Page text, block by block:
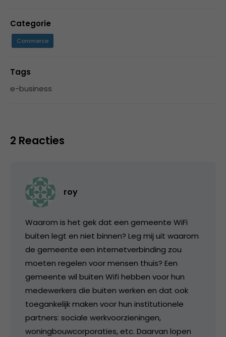
Categorie
Commerce
Tags
e-business
2 Reacties
roy
Waarom is het gek dat een gemeente WiFi
buiten legt en niet binnen? Leg mij uit waarom
de gemeente een internetverbinding zou
moeten regelen voor mensen thuis? Een
gemeente wil buiten Wifi hebben voor hun
medewerkers die buiten werken en dat ook
toegankelijk maken voor hun institutionele
partners: sociale werkvoorzieningen,
woningbouwcorporaties, etc. Daarvan lopen